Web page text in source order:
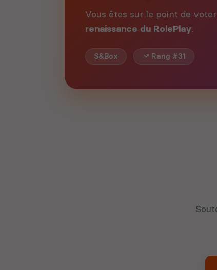
Vous êtes sur le point de
renaissance du RolePlay.
S&Box Rang #31